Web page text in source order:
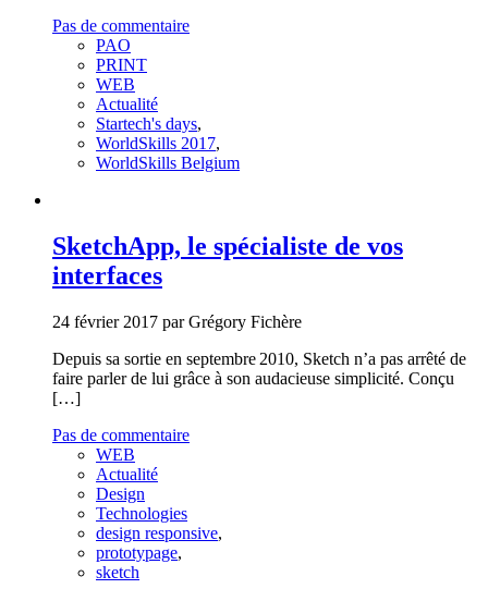
Pas de commentaire
PAO
PRINT
WEB
Actualité
Startech's days,
WorldSkills 2017,
WorldSkills Belgium
SketchApp, le spécialiste de vos
interfaces
24 février 2017 par Grégory Fichère
Depuis sa sortie en septembre 2010, Sketch n’a pas arrêté de
faire parler de lui grâce à son audacieuse simplicité. Conçu
[…]
Pas de commentaire
WEB
Actualité
Design
Technologies
design responsive,
prototypage,
sketch